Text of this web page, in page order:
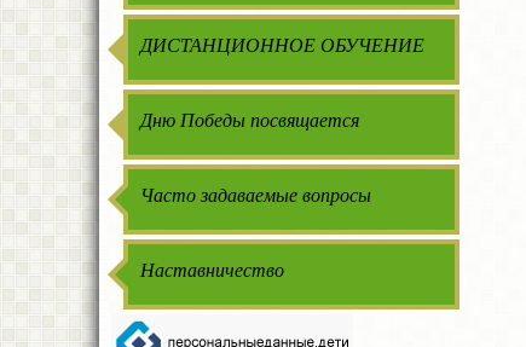
ДИСТАНЦИОННОЕ ОБУЧЕНИЕ
Дню Победы посвящается
Часто задаваемые вопросы
Наставничество